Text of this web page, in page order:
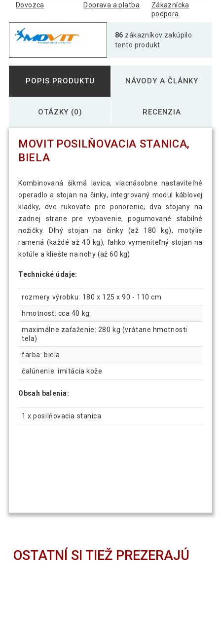
Dovozca Doprava a platba
Zákaznícka
podpora
86 zákazníkov zakúpilo
tento produkt
POPIS PRODUKTU NÁVODY A ČLÁNKY
OTÁZKY (0) RECENZIA
MOVIT POSILŇOVACIA STANICA,
BIELA
Kombinovaná šikmá lavica, viacnásobne nastaviteľné
operadlo a stojan na činky, integrovaný modul káblovej
kladky, dve rukoväte pre ponorenie, dva stojany na
zadnej strane pre vybavenie, pogumované stabilné
nožičky. Dlhý stojan na činky (až 180 kg), motýlie
ramená (každé až 40 kg), ľahko vymeniteľný stojan na
kotúle a kliešte na nohy (až 60 kg)
Technické údaje:
rozmery výrobku: 180 x 125 x 90 - 110 cm
hmotnosť: cca 40 kg
maximálne zaťaženie: 280 kg (vrátane hmotnosti
tela)
farba: biela
čalúnenie: imitácia kože
Obsah balenia:
1 x posilňovacia stanica
OSTATNÍ SI TIEŽ PREZERAJÚ